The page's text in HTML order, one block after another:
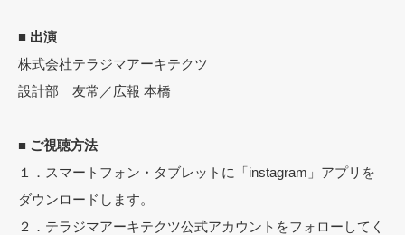
■ 出演
株式会社テラジマアーキテクツ
設計部 友常／広報 本橋
■ ご視聴方法
１．スマートフォン・タブレットに「instagram」アプリを
ダウンロードします。
２．テラジマアーキテクツ公式アカウントをフォローしてく